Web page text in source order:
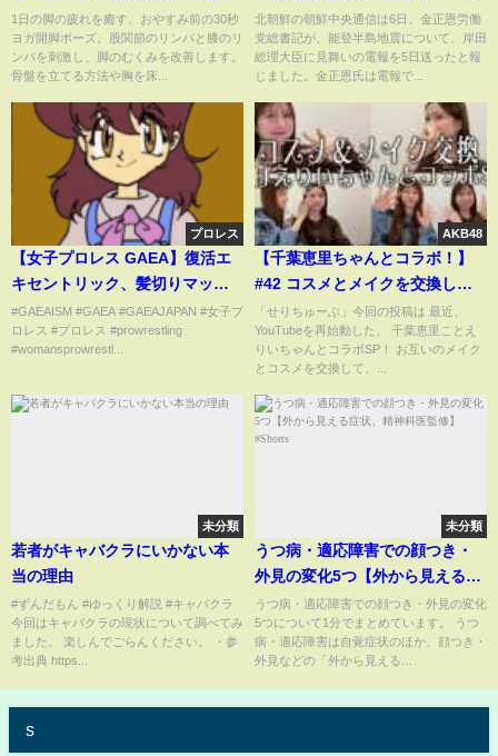
み改善 ヨガ開脚ポーズ Yoga
Side Splites
1日の脚の疲れを癒す、おやすみ前の30秒
ヨガ開脚ポーズ。股関節のリンパと膝のリ
ンパを刺激し、脚のむくみを改善します。
骨盤を立てる方法や胸を床...
月6日）
北朝鮮の朝鮮中央通信は6日、金正恩労働
党総書記が、能登半島地震について、岸田
総理大臣に見舞いの電報を5日送ったと報
じました。金正恩氏は電報で...
プロレス
【女子プロレス GAEA】復活エ
キセントリック、髪切りマッチ
を要求！ 2003年3月9日 東京・
後楽園ホール
#GAEAISM #GAEA #GAEAJAPAN #女子プ
ロレス #プロレス #prowrestling
#womansprowrestl...
AKB48
【千葉恵里ちゃんとコラボ！】
#42 コスメとメイクを交換して
みた！
「せりちゅーぶ」今回の投稿は 最近、
YouTubeを再始動した、 千葉恵里ことえ
りいちゃんとコラボSP！ お互いのメイク
とコスメを交換して、...
未分類
若者がキャバクラにいかない本
当の理由
#ずんだもん #ゆっくり解説 #キャバクラ
今回はキャバクラの現状について調べてみ
ました。 楽しんでごらんください。 ・参
考出典 https...
未分類
うつ病・適応障害での顔つき・
外見の変化5つ【外から見える症
状、精神科医監修】 #Shorts
うつ病・適応障害での顔つき・外見の変化
5つについて1分でまとめています。 うつ
病・適応障害は自覚症状のほか、顔つき・
外見などの「外から見える...
s